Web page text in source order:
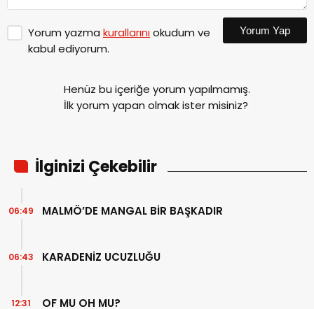
Yorum yazma kurallarınıokudum ve
kabul ediyorum.
Yorum Yap
Henüz bu içeriğe yorum yapılmamış.
İlk yorum yapan olmak ister misiniz?
İlginizi Çekebilir
MALMÖ’DE MANGAL BİR BAŞKADIR
06:49
KARADENİZ UCUZLUĞU
06:43
OF MU OH MU?
12:31